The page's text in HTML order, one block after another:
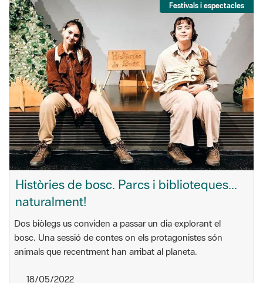
Festivals i espectacles
Històries de bosc. Parcs i biblioteques...
naturalment!
Dos biòlegs us conviden a passar un dia explorant el
bosc. Una sessió de contes on els protagonistes són
animals que recentment han arribat al planeta.
18/05/2022